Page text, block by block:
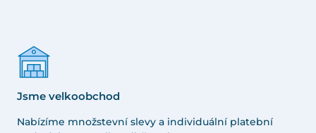
Jsme velkoobchod
Nabízíme množstevní slevy a individuální platební